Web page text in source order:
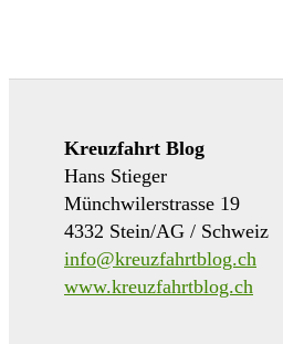
Kreuzfahrt Blog
Hans Stieger
Münchwilerstrasse 19
4332 Stein/AG / Schweiz
info@kreuzfahrtblog.ch
www.kreuzfahrtblog.ch